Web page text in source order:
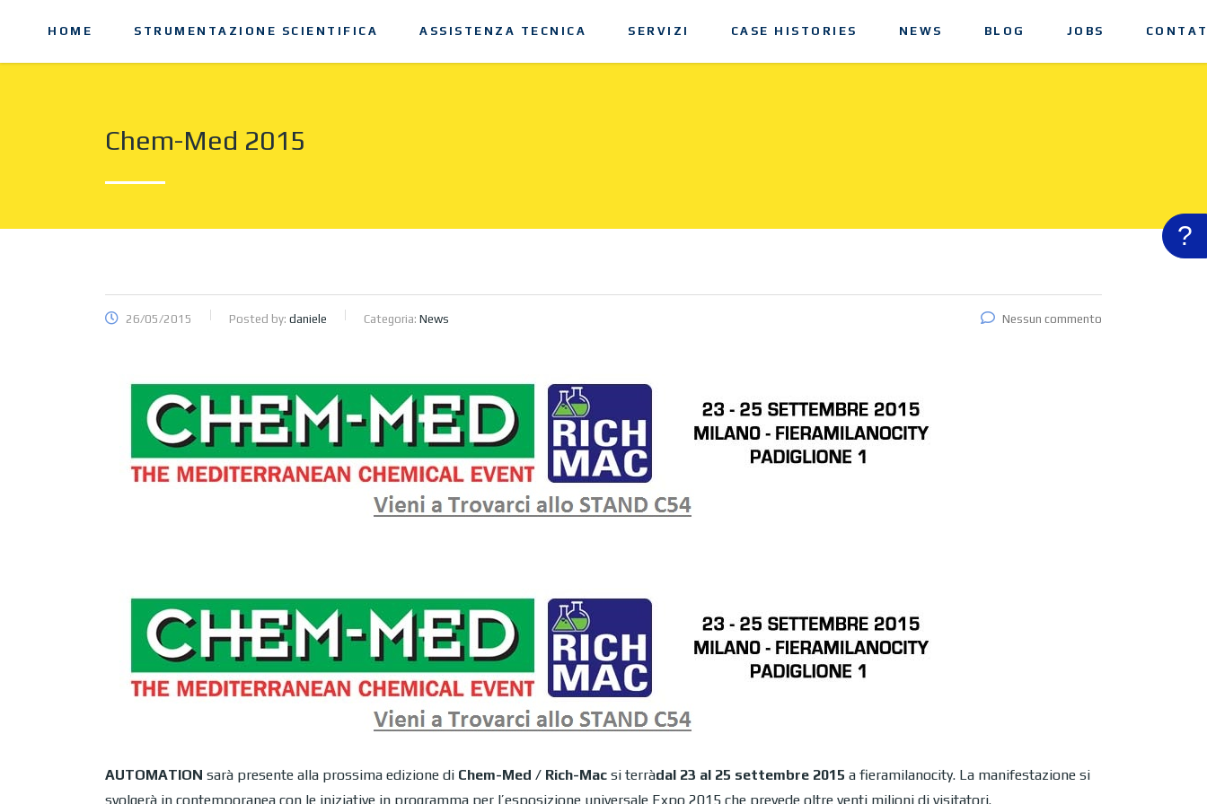
HOME STRUMENTAZIONE SCIENTIFICA ASSISTENZA TECNICA SERVIZI CASE HISTORIES NEWS BLOG JOBS
Chem-Med 2015
?
26/05/2015 Posted by: daniele Categoria: News Nessun commento
AUTOMATION sarà presente alla prossima edizione di Chem-Med / Rich-Mac si terràdal 23 al 25 settembre 2015 a fieramilanocity. La manifestazione si
svolgerà in contemporanea con le iniziative in programma per l’esposizione universale Expo 2015 che prevede oltre venti milioni di visitatori.